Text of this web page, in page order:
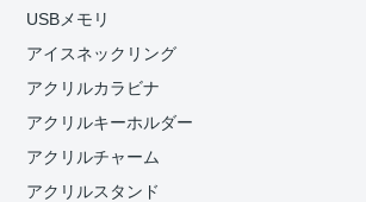
USBメモリ
アイスネックリング
アクリルカラビナ
アクリルキーホルダー
アクリルチャーム
アクリルスタンド